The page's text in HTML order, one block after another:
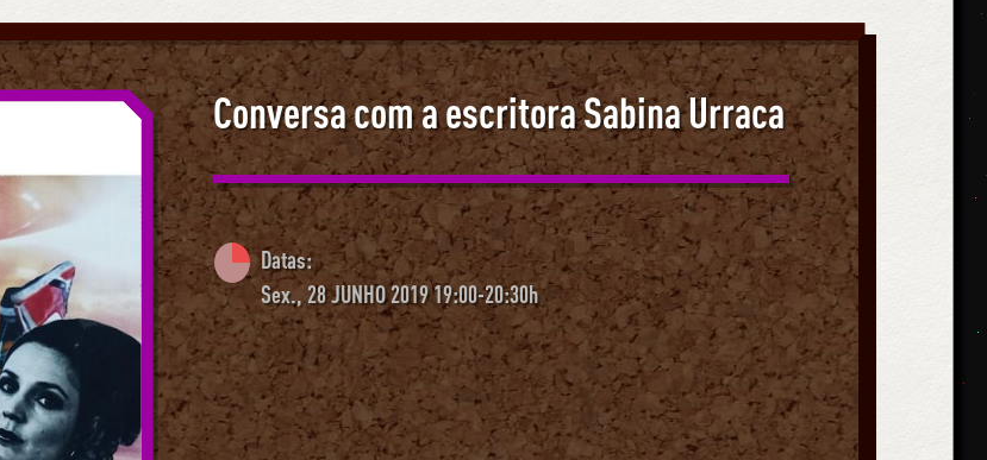
Conversa com a escritora Sabina Urraca
Datas:
Sex., 28 JUNHO 2019 19:00-20:30h